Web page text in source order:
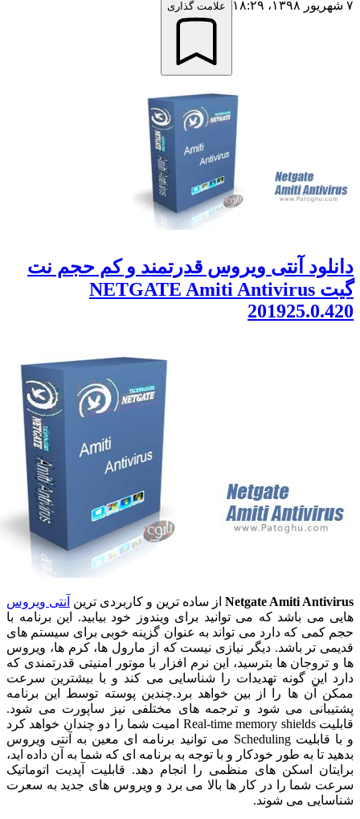
علامت گذاری
آنتی ویروس قدرتمند و کم حجم نت
گیت NETGATE Amiti Antivirus
Netgate Amitiاز ساده ترین و کاربردی ترینآنتی ویروس
باشد که می توانید برای ویندوز خود بیابید. این برنامه با
که دارد می تواند به عنوان گزینه خوبی برای سیستم های
تر باشد. دیگر نیازی نیست که از مارول ها، کرم ها، ویروس
ها بترسید، این نرم افزار با موتور امنیتی قدرتمندی که
گونه تهدیدات را شناسایی می کند و با بیشترین سرعت
ها را از بین خواهد برد.چندین پوسته توسط این برنامه
می شود و ترجمه های مختلفی نیز ساپورت می شود.
قابلیت Real-time memory shields امیت شما را دو چندان خواهد کرد
و با قابلیت Scheduling می توانید برنامه ای معین به آنتی ویروس
به طور خودکار و با توجه به برنامه ای که شما به آن داده اید،
اسکن های منظمی را انجام دهد. قابلیت آپدیت اتوماتیک
را در کار ها بالا می برد و ویروس های جدید به سعرت
می شوند.